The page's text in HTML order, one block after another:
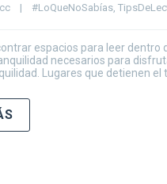
| #LoQueNoSabías,
espacios para leer dentro
necesarios para
Lugares que detienen el